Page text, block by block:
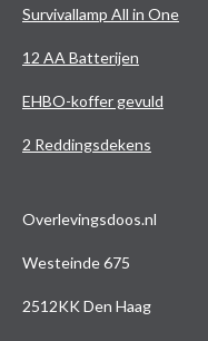
Survivallamp All in One
12 AA Batterijen
EHBO-koffer gevuld
2 Reddingsdekens
Overlevingsdoos.nl
Westeinde 675
2512KK Den Haag